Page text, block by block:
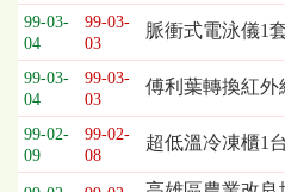
標
日
期、
公
告
事
項
99-03-
04
99-03-
03
脈衝式電泳儀1
99-03-
04
99-03-
03
傅利葉轉換紅外
99-02-
09
99-02-
08
超低溫冷凍櫃1台